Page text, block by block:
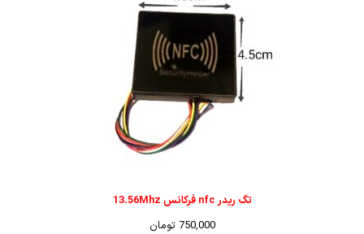
تگ ریدر nfc فرکانس 13.56Mhz
750,000 تومان